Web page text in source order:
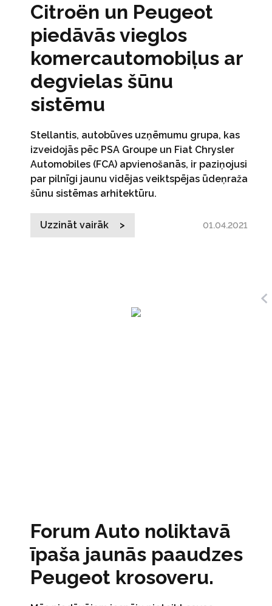
Citroën un Peugeot
piedāvās vieglos
komercautomobiļus ar
degvielas šūnu
sistēmu
Stellantis, autobūves uzņēmumu grupa, kas
izveidojās pēc PSA Groupe un Fiat Chrysler
Automobiles (FCA) apvienošanās, ir paziņojusi
par pilnīgi jaunu vidējas veiktspējas ūdeņraža
šūnu sistēmas arhitektūru.
Uzzināt vairāk > 01.04.2021
Forum Auto noliktavā
īpaša jaunās paaudzes
Peugeot krosoveru.